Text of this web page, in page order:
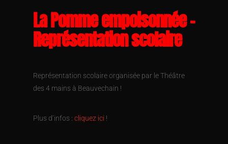
La Pomme empoisonnée –
Représentation scolaire
Représentation scolaire organisée par le Théâtre
des 4 mains à Beauvechain !
Plus d’infos : cliquez ici !